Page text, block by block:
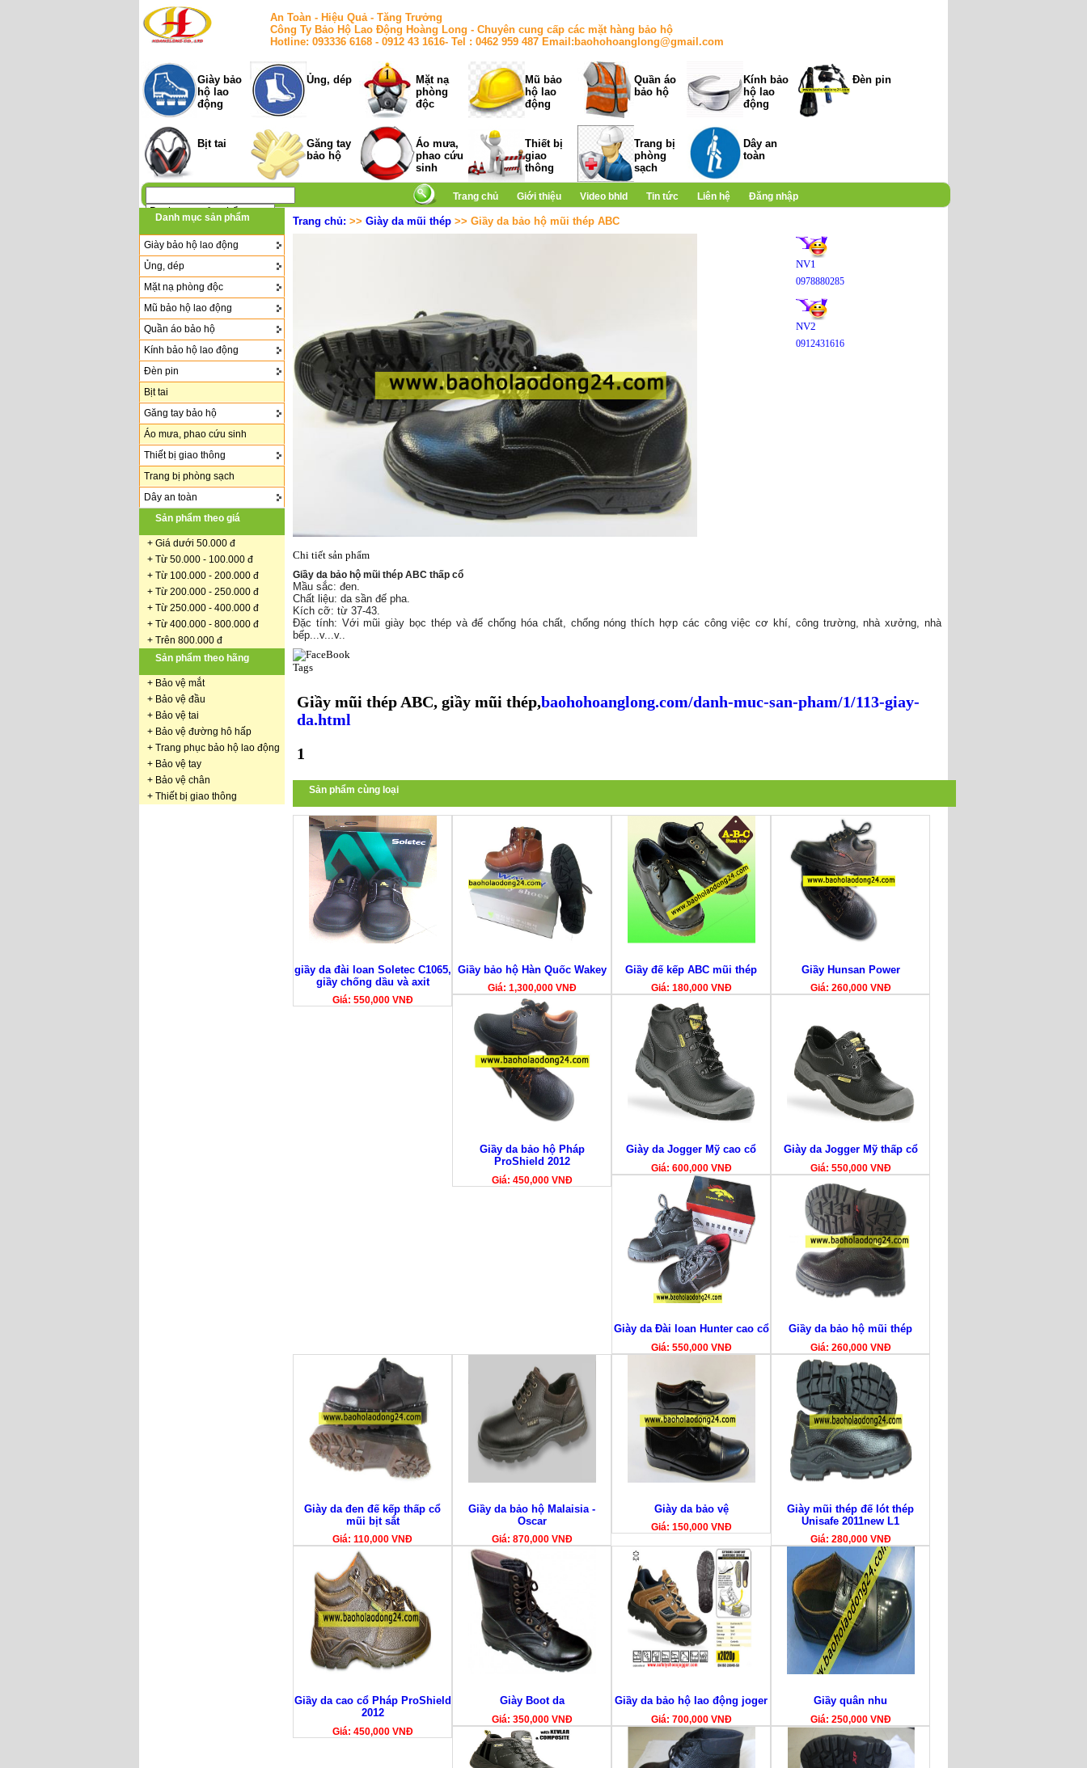
An Toàn - Hiệu Quả - Tăng Trưởng
Công Ty Bảo Hộ Lao Động Hoàng Long - Chuyên cung cấp các mặt hàng bảo hộ
Hotline: 093336 6168 - 0912 43 1616- Tel : 0462 959 487 Email:baohohoanglong@gmail.com
Giày bảo
hộ lao
động
Ủng, dép
Mặt nạ
phòng
độc
Mũ bảo
hộ lao
động
Quần áo
bảo hộ
Kính bảo
hộ lao
động
Đèn pin
Bịt tai
Găng tay
bảo hộ
Áo mưa,
phao cứu
sinh
Thiết bị
giao
thông
Trang bị
phòng
sạch
Dây an
toàn
Trang chủ Giới thiệu Video bhld Tin tức Liên hệ
Đăng nhập
Danh mục sản phẩm
Giày bảo hộ lao động
Ủng, dép
Mặt nạ phòng độc
Mũ bảo hộ lao động
Quần áo bảo hộ
Kính bảo hộ lao động
Đèn pin
Bịt tai
Găng tay bảo hộ
Áo mưa, phao cứu sinh
Thiết bị giao thông
Trang bị phòng sạch
Dây an toàn
Sản phẩm theo giá
+ Giá dưới 50.000 đ
+ Từ 50.000 - 100.000 đ
+ Từ 100.000 - 200.000 đ
+ Từ 200.000 - 250.000 đ
+ Từ 250.000 - 400.000 đ
+ Từ 400.000 - 800.000 đ
+ Trên 800.000 đ
Sản phẩm theo hãng
+ Bảo vệ mắt
+ Bảo vệ đầu
+ Bảo vệ tai
+ Bảo vệ đường hô hấp
+ Trang phục bảo hộ lao động
+ Bảo vệ tay
+ Bảo vệ chân
+ Thiết bị giao thông
Trang chủ: >> Giày da mũi thép >> Giầy da bảo hộ mũi thép ABC
NV1
0978880285
NV2
0912431616
Chi tiết sản phẩm
Giầy da bảo hộ mũi thép ABC thấp cổ
Mầu sắc: đen.
Chất liệu: da sần đế pha.
Kích cỡ: từ 37-43.
Đặc tính: Với mũi giày bọc thép và đế chống hóa chất, chống nóng thích hợp các công việc cơ khí, công trường, nhà xưởng, nhà
bếp...v...v..
Tags
Giầy mũi thép ABC, giầy mũi thép,baohohoanglong.com/danh-muc-san-pham/1/113-giay-
da.html
1
Sản phẩm cùng loại
giầy da đài loan Soletec C1065,
giầy chống dầu và axit
Giá: 550,000 VNĐ
Giầy bảo hộ Hàn Quốc Wakey
Giá: 1,300,000 VNĐ
Giầy đế kếp ABC mũi thép
Giá: 180,000 VNĐ
Giầy Hunsan Power
Giá: 260,000 VNĐ
Giầy da bảo hộ Pháp
ProShield 2012
Giá: 450,000 VNĐ
Giày da Jogger Mỹ cao cổ
Giá: 600,000 VNĐ
Giày da Jogger Mỹ thấp cổ
Giá: 550,000 VNĐ
Giày da Đài loan Hunter cao cổ
Giá: 550,000 VNĐ
Giầy da bảo hộ mũi thép
Giá: 260,000 VNĐ
Giày da đen đế kếp thấp cổ
mũi bịt sắt
Giá: 110,000 VNĐ
Giầy da bảo hộ Malaisia -
Oscar
Giá: 870,000 VNĐ
Giày da bảo vệ
Giá: 150,000 VNĐ
Giày mũi thép đế lót thép
Unisafe 2011new L1
Giá: 280,000 VNĐ
Giầy da cao cổ Pháp ProShield
2012
Giá: 450,000 VNĐ
Giày Boot da
Giá: 350,000 VNĐ
Giầy da bảo hộ lao động joger
Giá: 700,000 VNĐ
Giầy quân nhu
Giá: 250,000 VNĐ